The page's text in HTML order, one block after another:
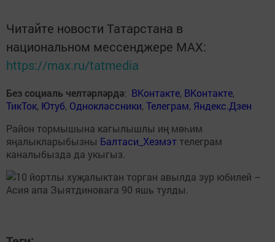
Читайте новости Татарстана в
национальном мессенджере MАХ:
https://max.ru/tatmedia
Без социаль челтәрләрдә: ВКонтакте, ВКонтакте,
ТикТок, Ютуб, Одноклассники,Телеграм, Яндекс.Дзен
Район тормышына кагылышлы иң мөһим
яңалыкларыбызны Балтаси_Хезмэт телеграм
каналыбызда да укыгыз.